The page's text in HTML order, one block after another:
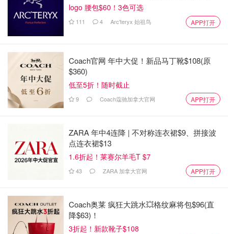
logo 腰包$60！3色可选
111 4 Arc'teryx 始祖鸟 APP打开
Coach官网 年中大促！新品马丁靴$108(原
$360)
低至5折！随时截止
9 Coach蔻驰加拿大官网 APP打开
ZARA 年中4连降 | 不对称连衣裙$9、拼接波
点连衣裙$13
1.6折起！莱赛尔羊毛T $7
43 ZARA 加拿大官网 APP打开
Coach奥莱 疯狂大跳水💥格纹麻将包$96(直
降$63)！
3折起！新款靴子$108